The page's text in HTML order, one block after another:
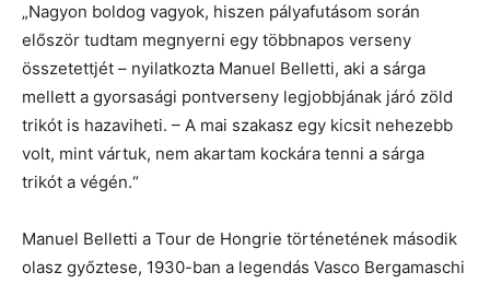
„Nagyon boldog vagyok, hiszen pályafutásom során
először tudtam megnyerni egy többnapos verseny
összetettjét – nyilatkozta Manuel Belletti, aki a sárga
mellett a gyorsasági pontverseny legjobbjának járó zöld
trikót is hazaviheti. – A mai szakasz egy kicsit nehezebb
volt, mint vártuk, nem akartam kockára tenni a sárga
trikót a végén.“
Manuel Belletti a Tour de Hongrie történetének második
olasz győztese, 1930-ban a legendás Vasco Bergamaschi